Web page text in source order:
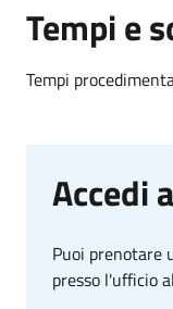
Tempi e
Tempi
Accedi
Puoi prenotare
presso l'ufficio